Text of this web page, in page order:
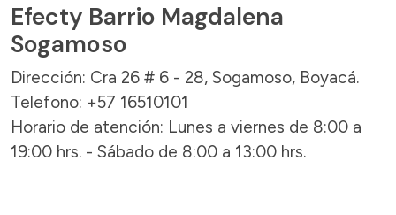
Efecty Barrio Magdalena
Sogamoso
Dirección: Cra 26 # 6 - 28, Sogamoso, Boyacá.
Telefono: +57 16510101
Horario de atención: Lunes a viernes de 8:00 a
19:00 hrs. - Sábado de 8:00 a 13:00 hrs.